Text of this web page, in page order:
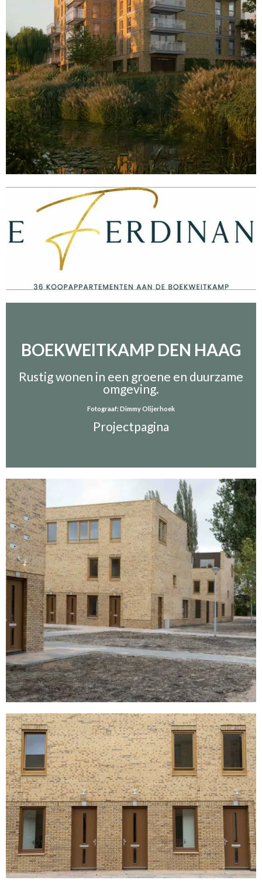
BOEKWEITKAMP DEN HAAG
Rustig wonen in een groene en duurzame
omgeving.
Fotograaf: Dimmy Olijerhoek
Projectpagina